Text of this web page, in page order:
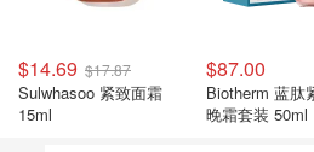
$14.69 $17.87
Sulwhasoo 紧致面霜
15ml
$87.00
Biotherm 蓝肽
晚霜套装 50ml